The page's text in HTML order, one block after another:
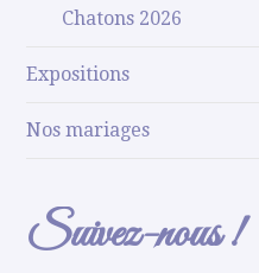
Chatons 2026
Expositions
Nos mariages
Suivez-nous !